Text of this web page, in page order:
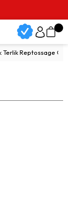
Terlik Reptossage